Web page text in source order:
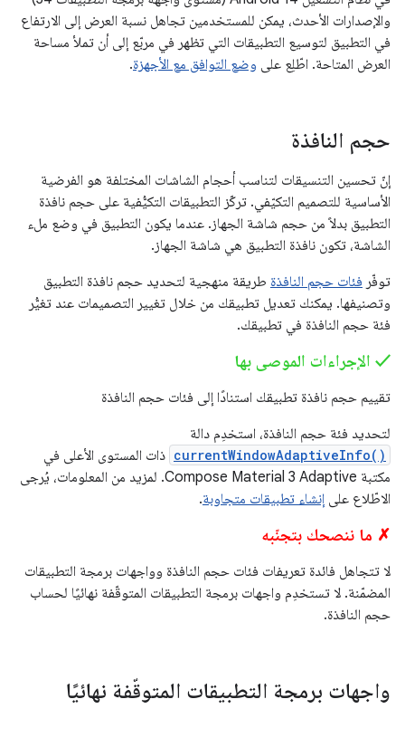
والإصدارات الأحدث، يمكن للمستخدمين تجاهل نسبة العرض إلى الارتفاع
في التطبيق لتوسيع التطبيقات التي تظهر في مربّع إلى أن تملأ مساحة
العرض المتاحة. اطّلِع على وضع التوافق مع الأجهزة.
حجم النافذة
إنّ تحسين التنسيقات لتناسب أحجام الشاشات المختلفة هو الفرضية
الأساسية للتصميم التكيّفي. تركّز التطبيقات التكيُّفية على حجم نافذة
التطبيق بدلاً من حجم شاشة الجهاز. عندما يكون التطبيق في وضع ملء
الشاشة، تكون نافذة التطبيق هي شاشة الجهاز.
توفّر فئات حجم النافذة طريقة منهجية لتحديد حجم نافذة التطبيق
وتصنيفها. يمكنك تعديل تطبيقك من خلال تغيير التصميمات عند تغيُّر
فئة حجم النافذة في تطبيقك.
‫✓ الإجراءات الموصى بها
تقييم حجم نافذة تطبيقك استنادًا إلى فئات حجم النافذة
لتحديد فئة حجم النافذة، استخدِم دالة
currentWindowAdaptiveInfo() ذات المستوى الأعلى في
مكتبة Compose Material 3 Adaptive. لمزيد من المعلومات، يُرجى
الاطّلاع على إنشاء تطبيقات متجاوبة.
✗ ما ننصحك بتجنّبه
لا تتجاهل فائدة تعريفات فئات حجم النافذة وواجهات برمجة التطبيقات
المضمّنة. لا تستخدِم واجهات برمجة التطبيقات المتوقّفة نهائيًا لحساب
حجم النافذة.
واجهات برمجة التطبيقات المتوقّفة نهائيًا